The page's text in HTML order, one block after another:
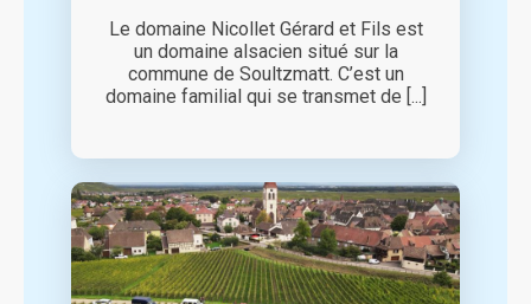
Le domaine Nicollet Gérard et Fils est
un domaine alsacien situé sur la
commune de Soultzmatt. C’est un
domaine familial qui se transmet de [...]